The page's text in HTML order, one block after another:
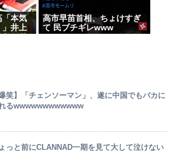
「本気
」井上
かり
高市早苗首相、ちょけすぎ
て 民ブチギレwww
爆笑】「チェンソーマン」、遂に中国でもバカに
るwwwwwwwwwwww
っと前にCLANNAD一期を見て大して泣けない